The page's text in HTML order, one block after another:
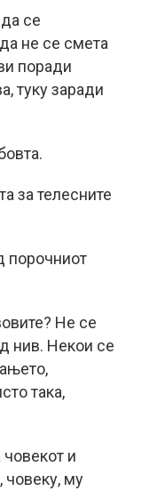
се
не се смета
поради
туку заради
за телесните
порочниот
Не се
нив. Некои се
така,
и
човеку, му